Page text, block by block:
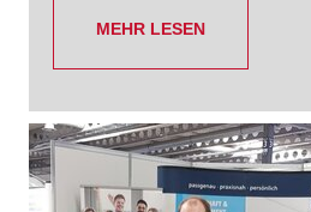
MEHR LESEN